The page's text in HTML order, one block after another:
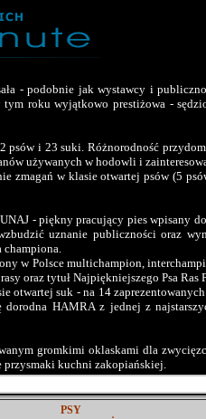
- podobnie jak wystawcy i
roku wyjątkowo prestiżowa -
psów i 23 suki. Różnorodność
używanych w hodowli i
zmagań w klasie otwartej psów (5
- piękny pracujący pies wpisany
uznanie publiczności oraz
championa.
w Polsce multichampion,
oraz tytuł Najpiękniejszego Psa Ras
otwartej suk - na 14
dorodna HAMRA z jednej z
gromkimi oklaskami dla
przysmaki kuchni zakopiańskiej.
PSY